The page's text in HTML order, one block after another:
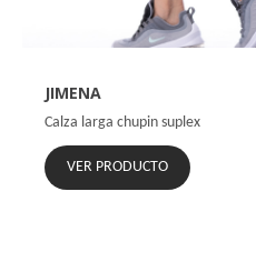
JIMENA
Calza larga chupin suplex
VER PRODUCTO